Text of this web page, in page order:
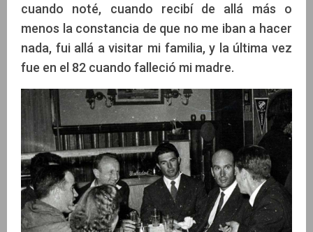
cuando noté, cuando recibí de allá más o
menos la constancia de que no me iban a hacer
nada, fui allá a visitar mi familia, y la última vez
fue en el 82 cuando falleció mi madre.